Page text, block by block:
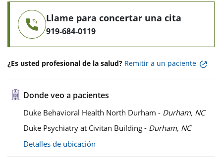
Llame para concertar una cita
919-684-0119
¿Es usted profesional de la salud? Remitir a un paciente
Donde veo a pacientes
Duke Behavioral Health North Durham - Durham, NC
Duke Psychiatry at Civitan Building - Durham, NC
Detalles de ubicación